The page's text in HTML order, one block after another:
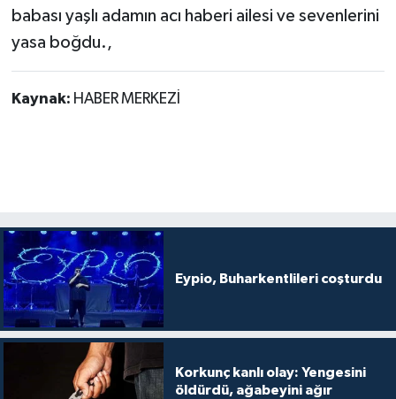
babası yaşlı adamın acı haberi ailesi ve sevenlerini
yasa boğdu.,
Kaynak: HABER MERKEZİ
Eypio, Buharkentlileri coşturdu
Korkunç kanlı olay: Yengesini
öldürdü, ağabeyini ağır